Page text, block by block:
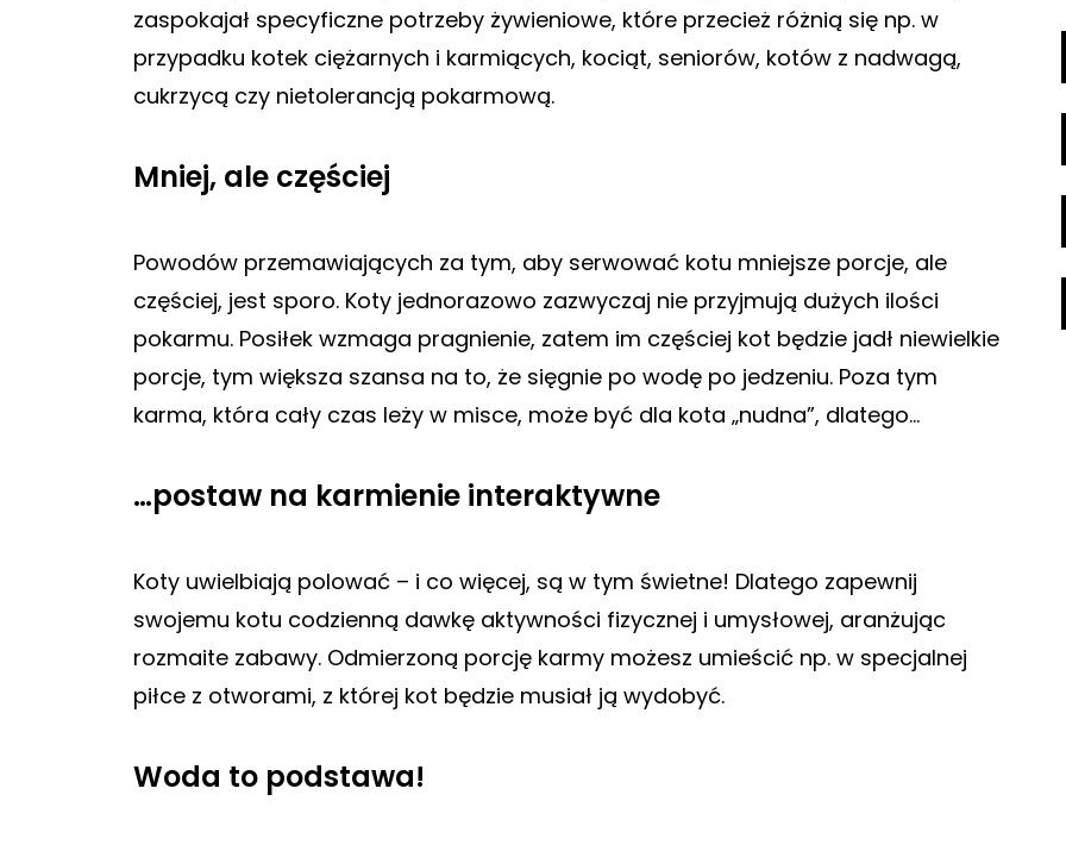
zaspokajał specyficzne potrzeby żywieniowe, które przecież różnią się np. w
przypadku kotek ciężarnych i karmiących, kociąt, seniorów, kotów z nadwagą,
cukrzycą czy nietolerancją pokarmową.
Mniej, ale częściej
Powodów przemawiających za tym, aby serwować kotu mniejsze porcje, ale
częściej, jest sporo. Koty jednorazowo zazwyczaj nie przyjmują dużych ilości
pokarmu. Posiłek wzmaga pragnienie, zatem im częściej kot będzie jadł niewielkie
porcje, tym większa szansa na to, że sięgnie po wodę po jedzeniu. Poza tym
karma, która cały czas leży w misce, może być dla kota „nudna”, dlatego…
…postaw na karmienie interaktywne
Koty uwielbiają polować – i co więcej, są w tym świetne! Dlatego zapewnij
swojemu kotu codzienną dawkę aktywności fizycznej i umysłowej, aranżując
rozmaite zabawy. Odmierzoną porcję karmy możesz umieścić np. w specjalnej
piłce z otworami, z której kot będzie musiał ją wydobyć.
Woda to podstawa!